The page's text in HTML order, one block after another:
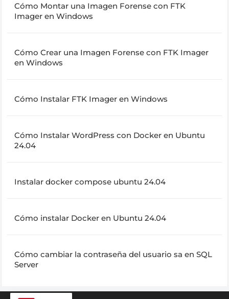
Cómo Montar una Imagen Forense con FTK
Imager en Windows
Cómo Crear una Imagen Forense con FTK Imager
en Windows
Cómo Instalar FTK Imager en Windows
Cómo Instalar WordPress con Docker en Ubuntu
24.04
Instalar docker compose ubuntu 24.04
Cómo instalar Docker en Ubuntu 24.04
Cómo cambiar la contraseña del usuario sa en SQL
Server